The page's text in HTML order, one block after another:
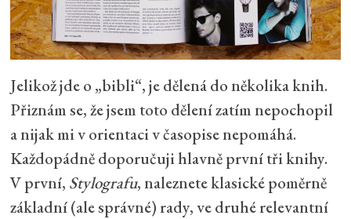
Jelikož jde o „bibli“, je dělená do několika knih.
Přiznám se, že jsem toto dělení zatím nepochopil
a nijak mi v orientaci v časopise nepomáhá.
Každopádně doporučuji hlavně první tři knihy.
V první, Stylografu, naleznete klasické poměrně
základní (ale správné) rady, ve druhé relevantní